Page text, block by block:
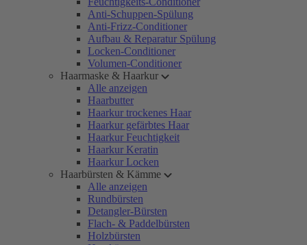
Anti-Schuppen-Spülung
Anti-Frizz-Conditioner
Aufbau & Reparatur Spülung
Locken-Conditioner
Volumen-Conditioner
Haarmaske & Haarkur
Alle anzeigen
Haarbutter
Haarkur trockenes Haar
Haarkur gefärbtes Haar
Haarkur Feuchtigkeit
Haarkur Keratin
Haarkur Locken
Haarbürsten & Kämme
Alle anzeigen
Rundbürsten
Detangler-Bürsten
Flach- & Paddelbürsten
Holzbürsten